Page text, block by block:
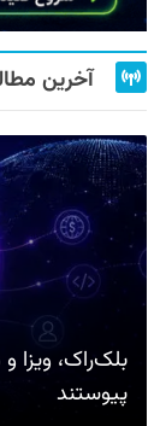
آخرین
بلک‌راک، ویزا
پیوستند